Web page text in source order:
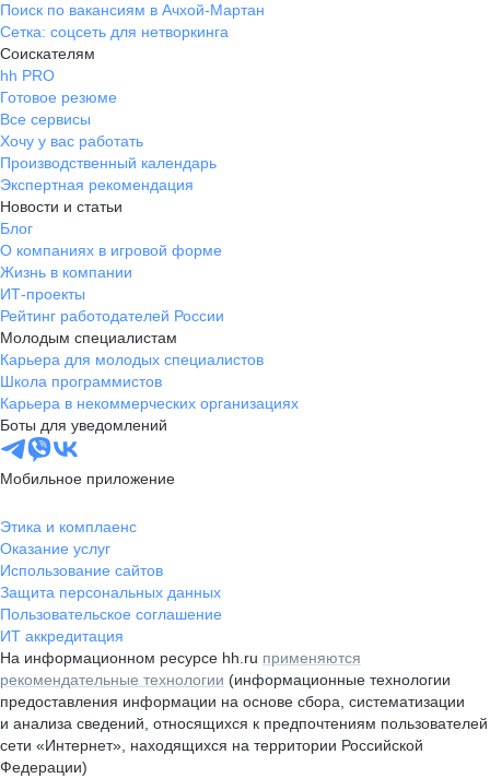
Поиск по вакансиям в Ачхой-Мартан
Сетка: соцсеть для нетворкинга
Соискателям
hh PRO
Готовое резюме
Все сервисы
Хочу у вас работать
Производственный календарь
Экспертная рекомендация
Новости и статьи
Блог
О компаниях в игровой форме
Жизнь в компании
ИТ-проекты
Рейтинг работодателей России
Молодым специалистам
Карьера для молодых специалистов
Школа программистов
Карьера в некоммерческих организациях
Боты для уведомлений
Мобильное приложение
Этика и комплаенс
Оказание услуг
Использование сайтов
Защита персональных данных
Пользовательское соглашение
ИТ аккредитация
На информационном ресурсе hh.ru применяются
рекомендательные технологии (информационные технологии
предоставления информации на основе сбора, систематизации
и анализа сведений, относящихся к предпочтениям пользователей
сети «Интернет», находящихся на территории Российской
Федерации)